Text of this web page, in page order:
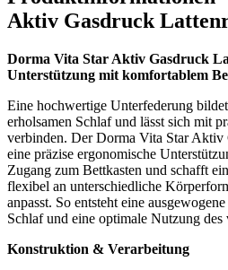
Aktiv Gasdruck
Dorma Vita Star Aktiv Gasdruck
Unterstützung mit komfortablem
Eine hochwertige Unterfederung
erholsamen Schlaf und lässt sich mit
verbinden. Der Dorma Vita Star Aktiv
eine präzise ergonomische
Zugang zum Bettkasten und schafft
flexibel an unterschiedliche
anpasst. So entsteht eine
Schlaf und eine optimale Nutzung des
Konstruktion & Verarbeitung